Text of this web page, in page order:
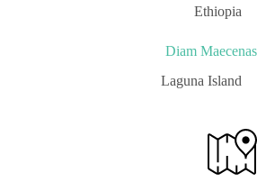
Diam Maecenas